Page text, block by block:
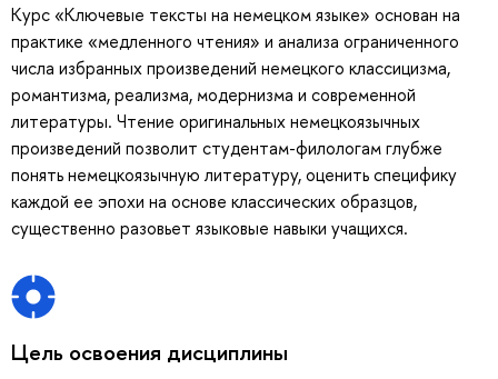
Курс «Ключевые тексты на немецком языке» основан на
практике «медленного чтения» и анализа ограниченного
числа избранных произведений немецкого классицизма,
романтизма, реализма, модернизма и современной
литературы. Чтение оригинальных немецкоязычных
произведений позволит студентам-филологам глубже
понять немецкоязычную литературу, оценить специфику
каждой ее эпохи на основе классических образцов,
существенно разовьет языковые навыки учащихся.
Цель освоения дисциплины